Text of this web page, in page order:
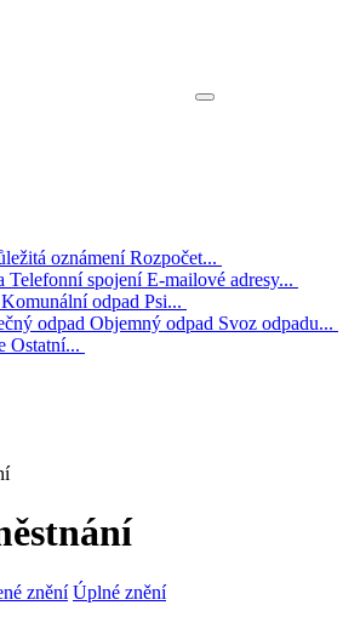
oznámení Rozpočet...
Telefonní spojení E-mailové adresy...
Komunální odpad Psi...
odpad Objemný odpad Svoz odpadu...
Ostatní...
znění Úplné znění